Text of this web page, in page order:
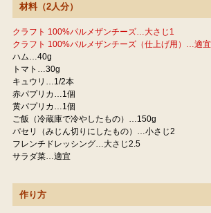
材料（2人分）
クラフト 100%パルメザンチーズ…大さじ1
クラフト 100%パルメザンチーズ（仕上げ用）…適宜
ハム…40g
トマト…30g
キュウリ…1/2本
赤パプリカ…1個
黄パプリカ…1個
ご飯（冷蔵庫で冷やしたもの）…150g
パセリ（みじん切りにしたもの）…小さじ2
フレンチドレッシング…大さじ2.5
サラダ菜…適宜
作り方